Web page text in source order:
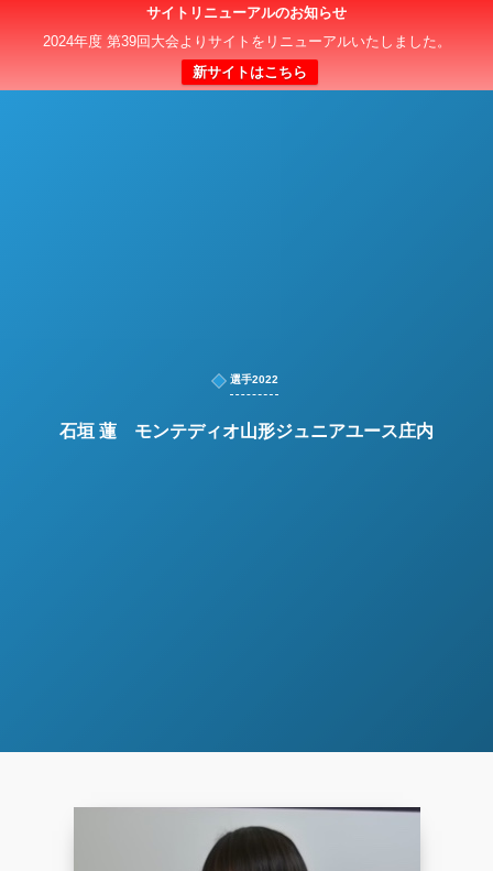
サイトリニューアルのお知らせ
2024年度 第39回大会よりサイトをリニューアルいたしました。
新サイトはこちら
日本クラブユースサッカー選手権（U-15）大会
選手2022
石垣 蓮 モンテディオ山形ジュニアユース庄内